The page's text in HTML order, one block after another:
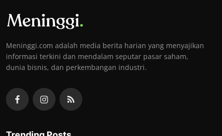
Meninggi.com adalah media berita harian yang menyajikan
informasi terkini dan mendalam seputar pasar saham,
dunia bisnis, dan perkembangan industri.